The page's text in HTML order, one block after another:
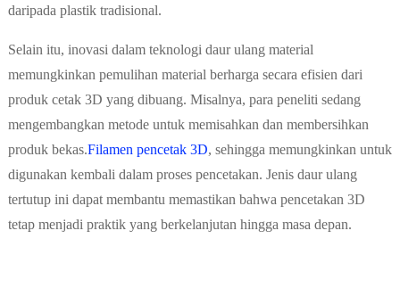
daripada plastik tradisional.
Selain itu, inovasi dalam teknologi daur ulang material
memungkinkan pemulihan material berharga secara efisien dari
produk cetak 3D yang dibuang. Misalnya, para peneliti sedang
mengembangkan metode untuk memisahkan dan membersihkan
produk bekas.Filamen pencetak 3D, sehingga memungkinkan untuk
digunakan kembali dalam proses pencetakan. Jenis daur ulang
tertutup ini dapat membantu memastikan bahwa pencetakan 3D
tetap menjadi praktik yang berkelanjutan hingga masa depan.